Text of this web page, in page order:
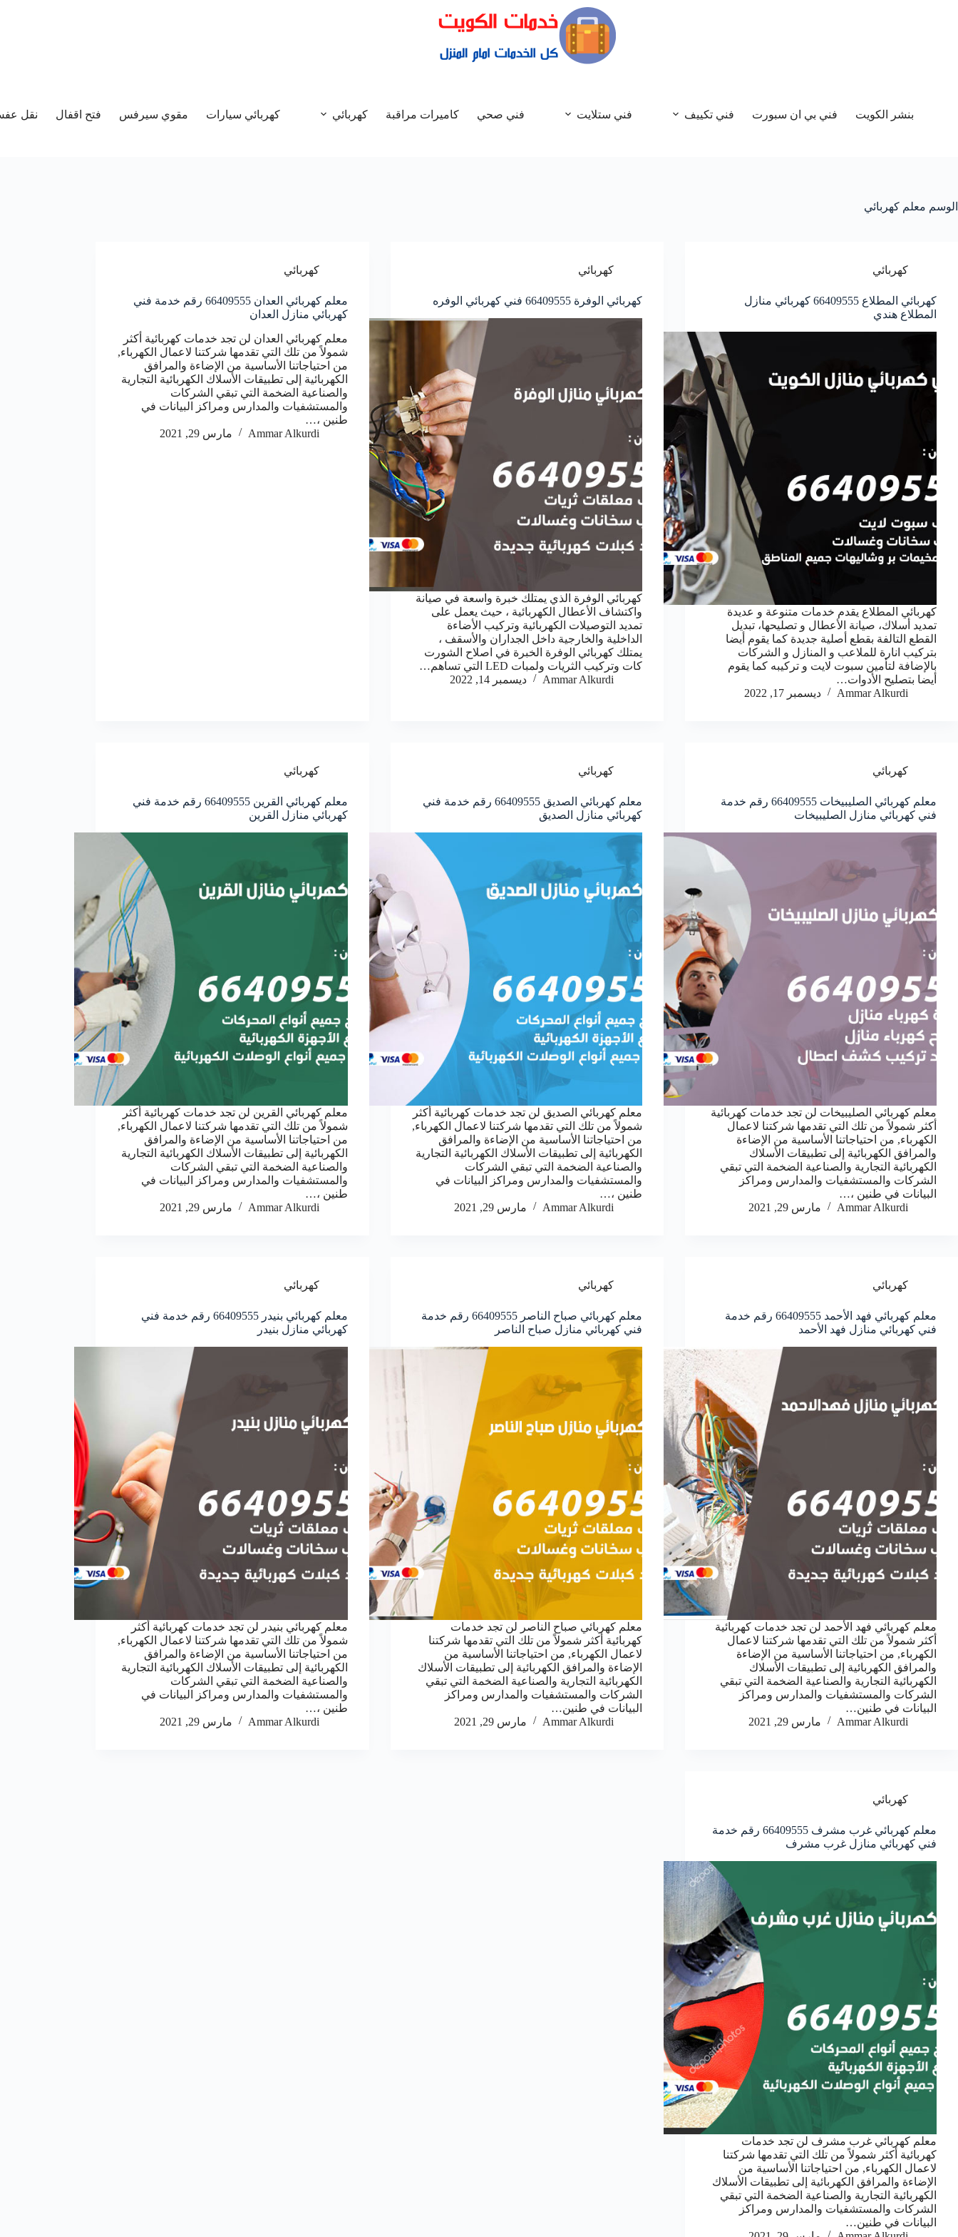
بنشر الكويت فني بي ان سبورت فني تكييف فني ستلايت فني صحي كاميرات مراقبة كهربائي كهربائي سيارات مقوي سيرفس فتح اقفال نقل
الوسم معلم كهربائي
كهربائي
كهربائي المطلاع 66409555 كهربائي منازل
المطلاع هندي
كهربائي المطلاع يقدم خدمات متنوعة و عديدة
تمديد أسلاك، صيانة الأعطال و تصليحها، تبديل
القطع التالفة بقطع أصلية جديدة كما يقوم أيضا
بتركيب انارة للملاعب و المنازل و الشركات
بالإضافة لتأمين سبوت لايت و تركيبه كما يقوم
أيضا بتصليح الأدوات…
Ammar Alkurdi
ديسمبر 17, 2022
كهربائي
كهربائي الوفرة 66409555 فني كهربائي الوفره
كهربائي الوفرة الذي يمتلك خبرة واسعة في صيانة
واكتشاف الأعطال الكهربائية ، حيث يعمل على
تمديد التوصيلات الكهربائية وتركيب الأضاءة
الداخلية والخارجية داخل الجداران والأسقف ،
يمتلك كهربائي الوفرة الخبرة في اصلاح الشورت
كات وتركيب الثريات ولمبات LED التي تساهم…
Ammar Alkurdi
ديسمبر 14, 2022
كهربائي
معلم كهربائي العدان 66409555 رقم خدمة فني
كهربائي منازل العدان
معلم كهربائي العدان لن تجد خدمات كهربائية أكثر
شمولاً من تلك التي تقدمها شركتنا لاعمال الكهرباء,
من احتياجاتنا الأساسية من الإضاءة والمرافق
الكهربائية إلى تطبيقات الأسلاك الكهربائية التجارية
والصناعية الضخمة التي تبقي الشركات
والمستشفيات والمدارس ومراكز البيانات في
طنين ،…
Ammar Alkurdi
مارس 29, 2021
كهربائي
معلم كهربائي الصليبيخات 66409555 رقم خدمة
فني كهربائي منازل الصليبيخات
معلم كهربائي الصليبيخات لن تجد خدمات كهربائية
أكثر شمولاً من تلك التي تقدمها شركتنا لاعمال
الكهرباء, من احتياجاتنا الأساسية من الإضاءة
والمرافق الكهربائية إلى تطبيقات الأسلاك
الكهربائية التجارية والصناعية الضخمة التي تبقي
الشركات والمستشفيات والمدارس ومراكز
البيانات في طنين ،…
Ammar Alkurdi
مارس 29, 2021
كهربائي
معلم كهربائي الصديق 66409555 رقم خدمة فني
كهربائي منازل الصديق
معلم كهربائي الصديق لن تجد خدمات كهربائية أكثر
شمولاً من تلك التي تقدمها شركتنا لاعمال الكهرباء,
من احتياجاتنا الأساسية من الإضاءة والمرافق
الكهربائية إلى تطبيقات الأسلاك الكهربائية التجارية
والصناعية الضخمة التي تبقي الشركات
والمستشفيات والمدارس ومراكز البيانات في
طنين ،…
Ammar Alkurdi
مارس 29, 2021
كهربائي
معلم كهربائي القرين 66409555 رقم خدمة فني
كهربائي منازل القرين
معلم كهربائي القرين لن تجد خدمات كهربائية أكثر
شمولاً من تلك التي تقدمها شركتنا لاعمال الكهرباء,
من احتياجاتنا الأساسية من الإضاءة والمرافق
الكهربائية إلى تطبيقات الأسلاك الكهربائية التجارية
والصناعية الضخمة التي تبقي الشركات
والمستشفيات والمدارس ومراكز البيانات في
طنين ،…
Ammar Alkurdi
مارس 29, 2021
كهربائي
معلم كهربائي فهد الأحمد 66409555 رقم خدمة
فني كهربائي منازل فهد الأحمد
معلم كهربائي فهد الأحمد لن تجد خدمات كهربائية
أكثر شمولاً من تلك التي تقدمها شركتنا لاعمال
الكهرباء, من احتياجاتنا الأساسية من الإضاءة
والمرافق الكهربائية إلى تطبيقات الأسلاك
الكهربائية التجارية والصناعية الضخمة التي تبقي
الشركات والمستشفيات والمدارس ومراكز
البيانات في طنين…
Ammar Alkurdi
مارس 29, 2021
كهربائي
معلم كهربائي صباح الناصر 66409555 رقم خدمة
فني كهربائي منازل صباح الناصر
معلم كهربائي صباح الناصر لن تجد خدمات
كهربائية أكثر شمولاً من تلك التي تقدمها شركتنا
لاعمال الكهرباء, من احتياجاتنا الأساسية من
الإضاءة والمرافق الكهربائية إلى تطبيقات الأسلاك
الكهربائية التجارية والصناعية الضخمة التي تبقي
الشركات والمستشفيات والمدارس ومراكز
البيانات في طنين…
Ammar Alkurdi
مارس 29, 2021
كهربائي
معلم كهربائي بنيدر 66409555 رقم خدمة فني
كهربائي منازل بنيدر
معلم كهربائي بنيدر لن تجد خدمات كهربائية أكثر
شمولاً من تلك التي تقدمها شركتنا لاعمال الكهرباء,
من احتياجاتنا الأساسية من الإضاءة والمرافق
الكهربائية إلى تطبيقات الأسلاك الكهربائية التجارية
والصناعية الضخمة التي تبقي الشركات
والمستشفيات والمدارس ومراكز البيانات في
طنين ،…
Ammar Alkurdi
مارس 29, 2021
كهربائي
معلم كهربائي غرب مشرف 66409555 رقم خدمة
فني كهربائي منازل غرب مشرف
معلم كهربائي غرب مشرف لن تجد خدمات
كهربائية أكثر شمولاً من تلك التي تقدمها شركتنا
لاعمال الكهرباء, من احتياجاتنا الأساسية من
الإضاءة والمرافق الكهربائية إلى تطبيقات الأسلاك
الكهربائية التجارية والصناعية الضخمة التي تبقي
الشركات والمستشفيات والمدارس ومراكز
البيانات في طنين…